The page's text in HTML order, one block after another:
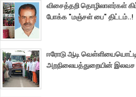
விசைத்தறி தொழிலாளர்கள்
போக்க "மஞ்சள் பை" திட்டம்..!
ஈரோடு ஆடி
அறநிலையத்துறையின்